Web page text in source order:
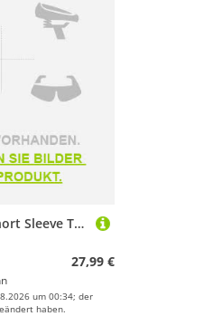
Oxdog Avenger Short Sleeve T-shirt Rot M Mann
27,99 €
um 00:34; der
haben.